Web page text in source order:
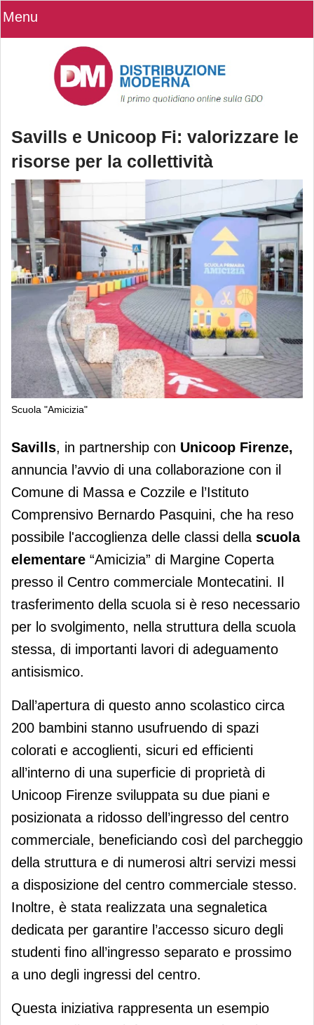
Menu
Savills e Unicoop Fi: valorizzare le
risorse per la collettività
Scuola "Amicizia"
Savills e Unicoop Fi: valorizzare le
risorse per la collettività
Savills, in partnership con Unicoop Firenze,
annuncia l’avvio di una collaborazione con il
Comune di Massa e Cozzile e l’Istituto
Comprensivo Bernardo Pasquini, che ha reso
possibile l'accoglienza delle classi della scuola
elementare “Amicizia” di Margine Coperta
presso il Centro commerciale Montecatini. Il
trasferimento della scuola si è reso necessario
per lo svolgimento, nella struttura della scuola
stessa, di importanti lavori di adeguamento
antisismico.
Dall’apertura di questo anno scolastico circa
200 bambini stanno usufruendo di spazi
colorati e accoglienti, sicuri ed efficienti
all’interno di una superficie di proprietà di
Unicoop Firenze sviluppata su due piani e
posizionata a ridosso dell’ingresso del centro
commerciale, beneficiando così del parcheggio
della struttura e di numerosi altri servizi messi
a disposizione del centro commerciale stesso.
Inoltre, è stata realizzata una segnaletica
dedicata per garantire l’accesso sicuro degli
studenti fino all’ingresso separato e prossimo
a uno degli ingressi del centro.
Questa iniziativa rappresenta un esempio